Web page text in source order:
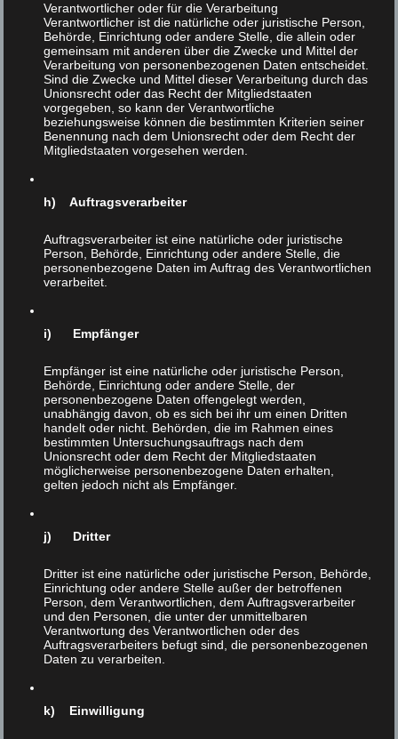
Veröffentlicht in:Unkategorisiert
Scheinidylle in Salzburg Helmut F. Kaplan Auf dem
Salzburger Mönchsberg gibt es eine Wiese, die ich
sehr liebe. Sie besteht aus einem Hang und einer
dahinterliegenden Häuser, …
Vegan
Verantwortlicher oder für die Verarbeitung
Verantwortlicher ist die natürliche oder juristische Person,
Behörde, Einrichtung oder andere Stelle, die allein oder
gemeinsam mit anderen über die Zwecke und Mittel der
Verarbeitung von personenbezogenen Daten entscheidet.
Sind die Zwecke und Mittel dieser Verarbeitung durch das
Unionsrecht oder das Recht der Mitgliedstaaten
vorgegeben, so kann der Verantwortliche
beziehungsweise können die bestimmten Kriterien seiner
Benennung nach dem Unionsrecht oder dem Recht der
Mitgliedstaaten vorgesehen werden.
h) Auftragsverarbeiter
Auftragsverarbeiter ist eine natürliche oder juristische
Person, Behörde, Einrichtung oder andere Stelle, die
personenbezogene Daten im Auftrag des Verantwortlichen
verarbeitet.
i) Empfänger
Empfänger ist eine natürliche oder juristische Person,
Behörde, Einrichtung oder andere Stelle, der
personenbezogene Daten offengelegt werden,
unabhängig davon, ob es sich bei ihr um einen Dritten
handelt oder nicht. Behörden, die im Rahmen eines
bestimmten Untersuchungsauftrags nach dem
Unionsrecht oder dem Recht der Mitgliedstaaten
möglicherweise personenbezogene Daten erhalten,
gelten jedoch nicht als Empfänger.
j) Dritter
Dritter ist eine natürliche oder juristische Person, Behörde,
Einrichtung oder andere Stelle außer der betroffenen
Person, dem Verantwortlichen, dem Auftragsverarbeiter
und den Personen, die unter der unmittelbaren
Verantwortung des Verantwortlichen oder des
Auftragsverarbeiters befugt sind, die personenbezogenen
Daten zu verarbeiten.
k) Einwilligung